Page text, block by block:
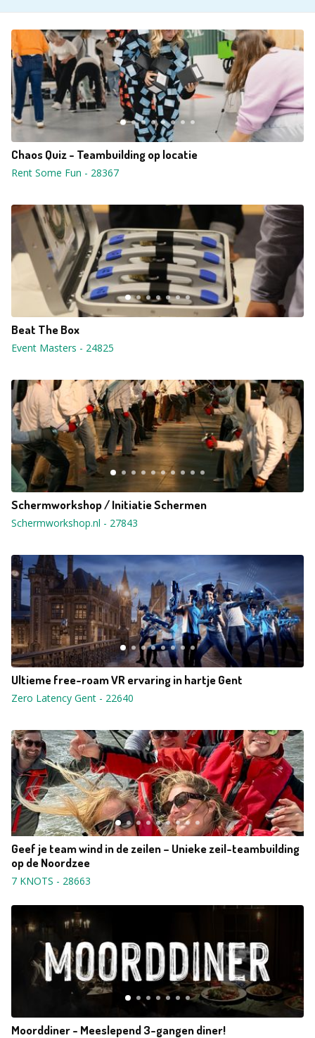
Chaos Quiz - Teambuilding op locatie
Rent Some Fun - 28367
Beat The Box
Event Masters - 24825
Schermworkshop / Initiatie Schermen
Schermworkshop.nl - 27843
Ultieme free-roam VR ervaring in hartje Gent
Zero Latency Gent - 22640
Geef je team wind in de zeilen – Unieke zeil-teambuilding
op de Noordzee
7 KNOTS - 28663
Moorddiner - Meeslepend 3-gangen diner!